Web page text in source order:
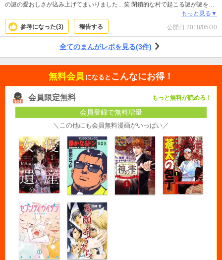
の謎の愛おしさが込み上げてまいりました…笑 閉鎖的な村で起こる謎が謎を呼
ぶ殺人ミステリに、人の汚さとエグさ、信仰を絡めて上手に纏めております。
ちょっとだけファンタジー。 子供も容赦なく亡くなるのでその点だけは注意で
す。
もっと見る▼
参考になった(3) 報告する 公開日:2018/05/30
全てのまんがレポを見る(3件)
無料会員 になると こんなにお得！
会員限定無料 もっと無料が読める！
会員登録で無料増量
＼この他にも会員無料漫画がいっぱい／